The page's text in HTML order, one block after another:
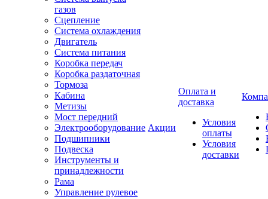
газов
Сцепление
Система охлаждения
Двигатель
Система питания
Коробка передач
Коробка раздаточная
Тормоза
Кабина
Метизы
Мост передний
Электрооборудование
Подшипники
Подвеска
Инструменты и
принадлежности
Рама
Управление рулевое
Акции
Оплата и
доставка
Условия
оплаты
Условия
доставки